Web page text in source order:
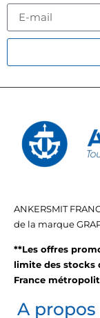
ANKERSMIT
de la marque
**Les offres
limite des stocks
France
A propos